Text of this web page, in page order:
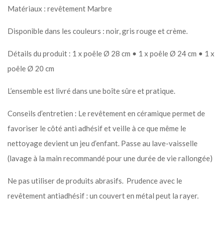
Matériaux : revêtement Marbre
Disponible dans les couleurs : noir, gris rouge et crème.
Détails du produit : 1 x poêle Ø 28 cm • 1 x poêle Ø 24 cm • 1 x
poêle Ø 20 cm
L’ensemble est livré dans une boîte sûre et pratique.
Conseils d’entretien : Le revêtement en céramique permet de
favoriser le côté anti adhésif et veille à ce que même le
nettoyage devient un jeu d’enfant. Passe au lave-vaisselle
(lavage à la main recommandé pour une durée de vie rallongée)
Ne pas utiliser de produits abrasifs. Prudence avec le
revêtement antiadhésif : un couvert en métal peut la rayer.